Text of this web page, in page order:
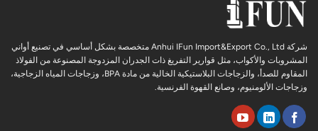
شركة Anhui IFun Import&Export Co., Ltd متخصصة بشكل أساسي في تصنيع أواني
المشروبات والأكواب، مثل قوارير التفريغ ذات الجدران المزدوجة المصنوعة من الفولاذ
المقاوم للصدأ، والزجاجات البلاستيكية الخالية من مادة BPA، وزجاجات المياه الزجاجية،
وزجاجات الألومنيوم، وصانع القهوة الفرنسية.